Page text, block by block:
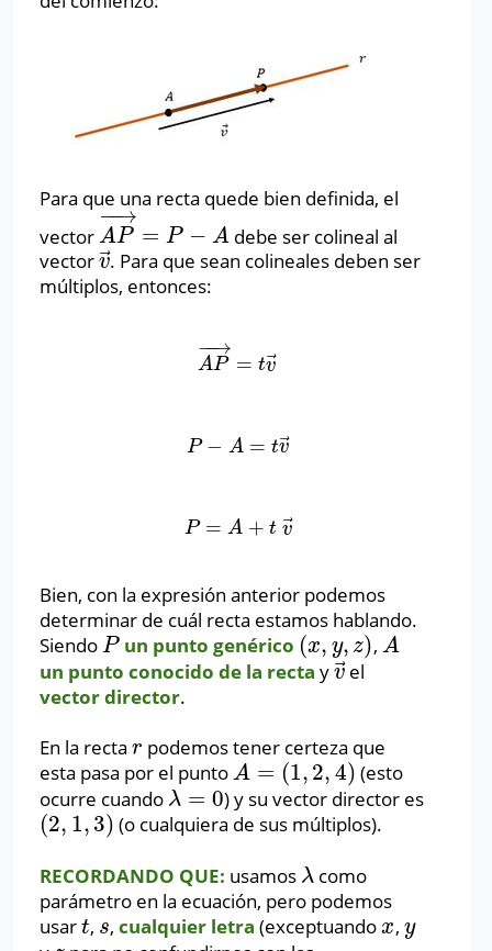
Para que una recta quede bien definida, el
vector AP
−→
−
= P − A
AP→ =P −A
debe ser colineal al
vector v⃗
v→
. Para que sean colineales deben ser
múltiplos, entonces:
AP
−→
−
= tv
AP→ =tv→
P − A = tv⃗
P −A =tv→
P = A + t v⃗
P =A +t v→
Bien, con la expresión anterior podemos
determinar de cuál recta estamos hablando.
Siendo P
P un punto genérico (x, y, z)
(x,y ,z) , A
A
un punto conocido de la recta y v⃗
v→
el
vector director.
En la recta r
r podemos tener certeza que
esta pasa por el punto A = (1, 2, 4)
A= (1, 2,4)
(esto
ocurre cuando λ = 0
λ= 0 ) y su vector director es
(2, 1, 3)
(2,1 ,3) (o cualquiera de sus múltiplos).
RECORDANDO QUE: usamos λ
λ como
parámetro en la ecuación, pero podemos
usar t
t, s
s,cualquier letra (exceptuandox
x, y
y